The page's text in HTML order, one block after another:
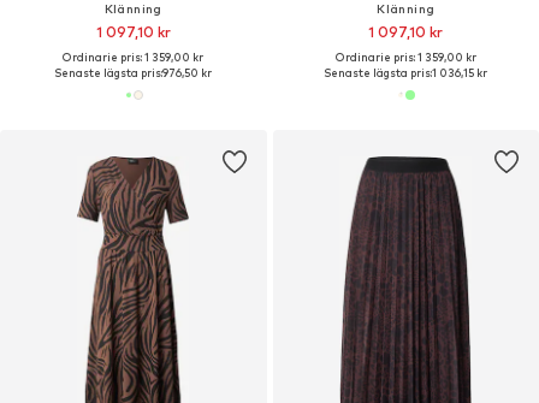
Klänning
1 097,10 kr
Ordinarie pris: 1 359,00 kr
Senaste lägsta pris:976,50 kr
Klänning
1 097,10 kr
Ordinarie pris: 1 359,00 kr
Senaste lägsta pris:1 036,15 kr